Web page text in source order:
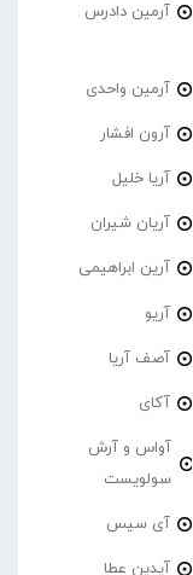
آرمین دادرس
آرمین واحدی
آرون افشار
آریا خلیل
آریان شیران
آرین ابراهیمی
آریو
آصف آریا
آکای
آواس و آرش
سولویست
آی سیس
آیدین عطا